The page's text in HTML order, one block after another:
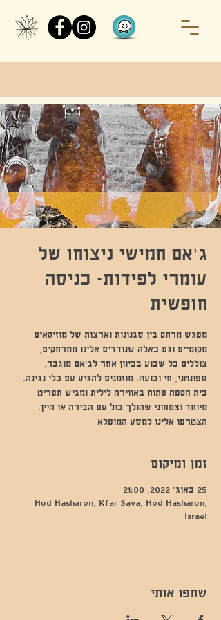
ג'אם חמישי ניצוחו של
עומרי לפידות- כניסה
חופשית
מפגש מרתק בין סגנונות וארצות של מוזיקאים
מקומיים וגם כאלה שנודדים אלינו ממרחקים,
צוללים כל שבוע בכיוון אחר לג'אם מוגבר,
ספונטני, חי ובועט. מוזמנים להגיע עם כלי נגינה.
בית הקפה פתוח באווירה לילית ומגיש תפריט
מיוחד וצמחוני שהולך בול עם הבירה או היין.
הצטרפו אלינו למסע המופלא
זמן ומיקום
25 באוג׳ 2022, 21:00
Hod Hasharon, Kfar Sava, Hod Hasharon,
Israel
שתפו אותי